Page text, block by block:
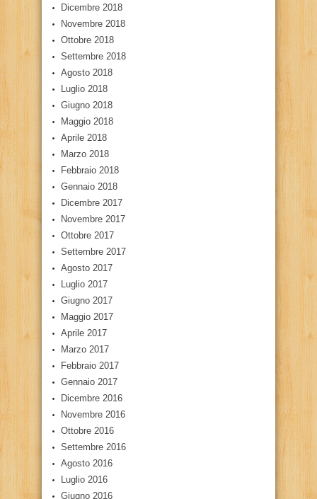
Dicembre 2018
Novembre 2018
Ottobre 2018
Settembre 2018
Agosto 2018
Luglio 2018
Giugno 2018
Maggio 2018
Aprile 2018
Marzo 2018
Febbraio 2018
Gennaio 2018
Dicembre 2017
Novembre 2017
Ottobre 2017
Settembre 2017
Agosto 2017
Luglio 2017
Giugno 2017
Maggio 2017
Aprile 2017
Marzo 2017
Febbraio 2017
Gennaio 2017
Dicembre 2016
Novembre 2016
Ottobre 2016
Settembre 2016
Agosto 2016
Luglio 2016
Giugno 2016